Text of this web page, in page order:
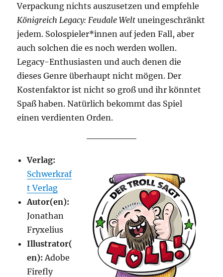
Verpackung nichts auszusetzen und empfehle
Königreich Legacy: Feudale Welt uneingeschränkt
jedem. Solospieler*innen auf jeden Fall, aber
auch solchen die es noch werden wollen.
Legacy-Enthusiasten und auch denen die
dieses Genre überhaupt nicht mögen. Der
Kostenfaktor ist nicht so groß und ihr könntet
Spaß haben. Natürlich bekommt das Spiel
einen verdienten Orden.
Verlag:
Schwerkraf
t Verlag
Autor(en):
Jonathan
Fryxelius
Illustrator(
en): Adobe
Firefly